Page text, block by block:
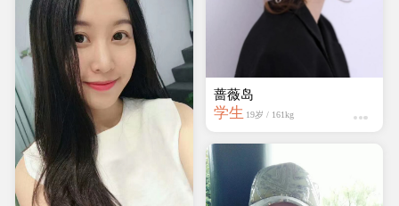
蔷薇岛
学生 19岁 / 161kg